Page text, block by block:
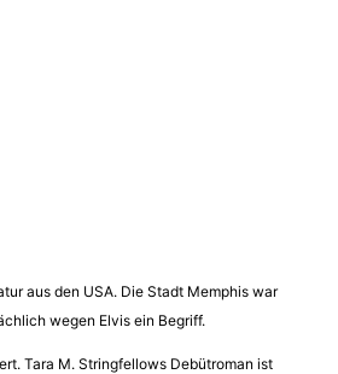
aus den USA. Die Stadt Memphis war
wegen Elvis ein Begriff.
Tara M. Stringfellows Debütroman ist